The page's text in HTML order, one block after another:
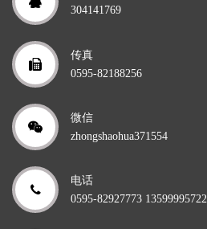
304141769
传真
0595-82188256
微信
zhongshaohua371554
电话
0595-82927773 13599995722